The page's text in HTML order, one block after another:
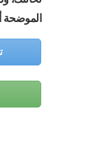
الموضحة